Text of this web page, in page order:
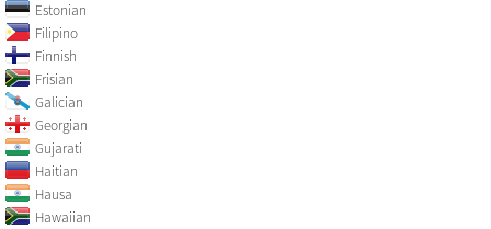
Estonian
Filipino
Finnish
Frisian
Galician
Georgian
Gujarati
Haitian
Hausa
Hawaiian